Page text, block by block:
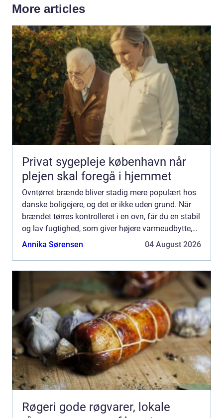
More articles
Privat sygepleje københavn når
plejen skal foregå i hjemmet
Ovntørret brænde bliver stadig mere populært hos
danske boligejere, og det er ikke uden grund. Når
brændet tørres kontrolleret i en ovn, får du en stabil
og lav fugtighed, som giver højere varmeudbytte,
renere forbrænding og mindre arbejde med
Annika Sørensen 04 August 2026
Røgeri gode røgvarer, lokale